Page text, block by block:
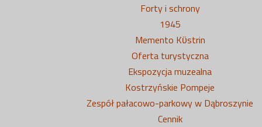
Forty i schrony
1945
Memento Kϋstrin
Oferta turystyczna
Ekspozycja muzealna
Kostrzyńskie Pompeje
Zespół pałacowo-parkowy w Dąbroszynie
Cennik